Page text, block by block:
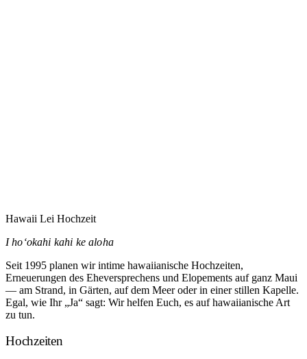
Hawaii Lei Hochzeit
I hoʻokahi kahi ke aloha
Seit 1995 planen wir intime hawaiianische Hochzeiten,
Erneuerungen des Eheversprechens und Elopements auf ganz Maui
— am Strand, in Gärten, auf dem Meer oder in einer stillen Kapelle.
Egal, wie Ihr „Ja“ sagt: Wir helfen Euch, es auf hawaiianische Art
zu tun.
Hochzeiten